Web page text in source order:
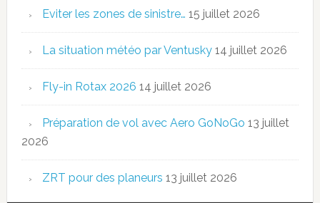
Eviter les zones de sinistre… 15 juillet 2026
La situation météo par Ventusky 14 juillet 2026
Fly-in Rotax 2026 14 juillet 2026
Préparation de vol avec Aero GoNoGo 13 juillet
2026
ZRT pour des planeurs 13 juillet 2026